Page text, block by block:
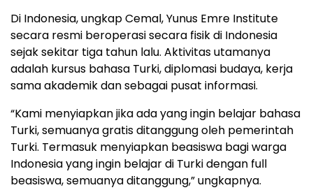
Di Indonesia, ungkap Cemal, Yunus Emre Institute
secara resmi beroperasi secara fisik di Indonesia
sejak sekitar tiga tahun lalu. Aktivitas utamanya
adalah kursus bahasa Turki, diplomasi budaya, kerja
sama akademik dan sebagai pusat informasi.
“Kami menyiapkan jika ada yang ingin belajar bahasa
Turki, semuanya gratis ditanggung oleh pemerintah
Turki. Termasuk menyiapkan beasiswa bagi warga
Indonesia yang ingin belajar di Turki dengan full
beasiswa, semuanya ditanggung,” ungkapnya.